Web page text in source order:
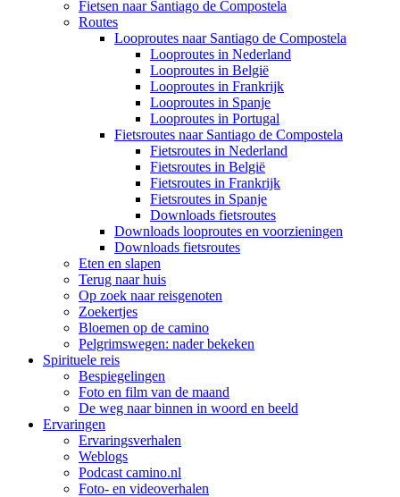
Fietsen naar Santiago de Compostela
Routes
Looproutes naar Santiago de Compostela
Looproutes in Nederland
Looproutes in België
Looproutes in Frankrijk
Looproutes in Spanje
Looproutes in Portugal
Fietsroutes naar Santiago de Compostela
Fietsroutes in Nederland
Fietsroutes in België
Fietsroutes in Frankrijk
Fietsroutes in Spanje
Downloads fietsroutes
Downloads looproutes en voorzieningen
Downloads fietsroutes
Eten en slapen
Terug naar huis
Op zoek naar reisgenoten
Zoekertjes
Bloemen op de camino
Pelgrimswegen: nader bekeken
Spirituele reis
Bespiegelingen
Foto en film van de maand
De weg naar binnen in woord en beeld
Ervaringen
Ervaringsverhalen
Weblogs
Podcast camino.nl
Foto- en videoverhalen